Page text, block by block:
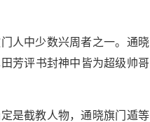
人中少数兴周者之一。通晓
芳评书封神中皆为超级帅哥
是截教人物，通晓旗门遁等